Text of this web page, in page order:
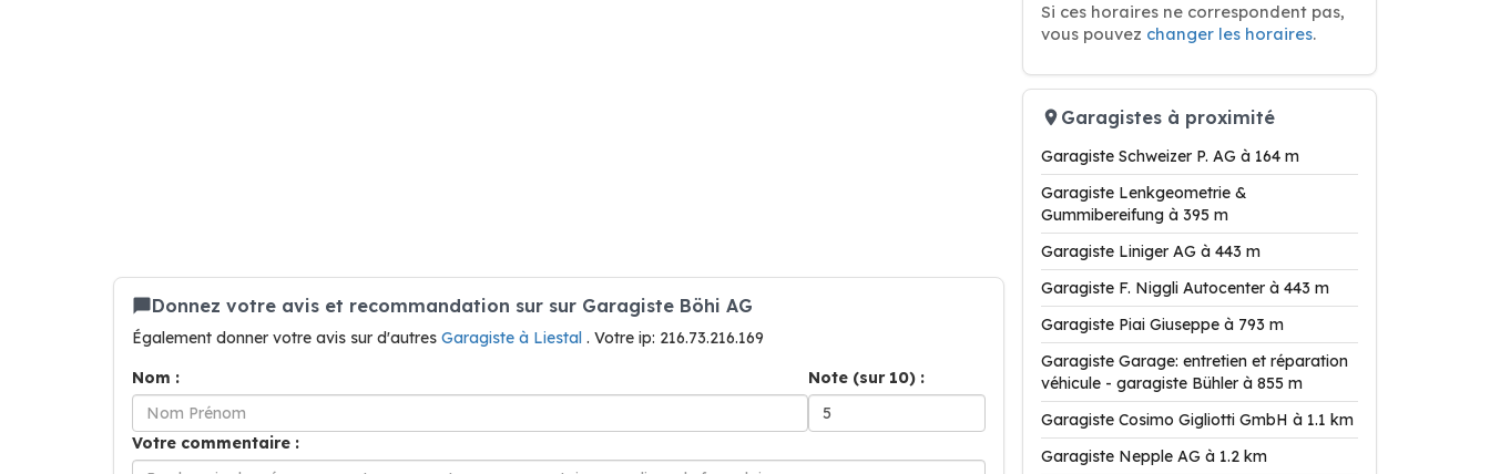
Donnez votre avis et recommandation sur sur Garagiste Böhi AG
Également donner votre avis sur d'autres Garagiste à Liestal . Votre ip: 216.73.216.169
Nom :
Note (sur 10) :
Votre commentaire :
Si ces horaires ne correspondent pas,
vous pouvez changer les horaires.
Garagistes à proximité
Garagiste Schweizer P. AG à 164 m
Garagiste Lenkgeometrie &
Gummibereifung à 395 m
Garagiste Liniger AG à 443 m
Garagiste F. Niggli Autocenter à 443 m
Garagiste Piai Giuseppe à 793 m
Garagiste Garage: entretien et réparation
véhicule - garagiste Bühler à 855 m
Garagiste Cosimo Gigliotti GmbH à 1.1 km
Garagiste Nepple AG à 1.2 km